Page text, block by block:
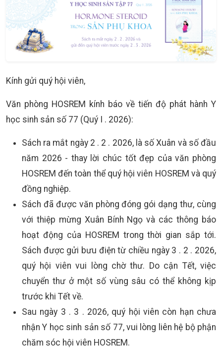
Kính gửi quý hội viên,
Văn phòng HOSREM kính báo về tiến độ phát hành Y
học sinh sản số 77 (Quý I . 2026):
Sách ra mắt ngày 2 . 2 . 2026, là số Xuân và số đầu
năm 2026 - thay lời chúc tốt đẹp của văn phòng
HOSREM đến toàn thể quý hội viên HOSREM và quý
đồng nghiệp.
Sách đã được văn phòng đóng gói dạng thư, cùng
với thiệp mừng Xuân Bính Ngọ và các thông báo
hoạt động của HOSREM trong thời gian sắp tới.
Sách được gửi bưu điện từ chiều ngày 3 . 2 . 2026,
quý hội viên vui lòng chờ thư. Do cận Tết, việc
chuyển thư ở một số vùng sâu có thể không kịp
trước khi Tết về.
Sau ngày 3 . 3 . 2026, quý hội viên còn hạn chưa
nhận Y học sinh sản số 77, vui lòng liên hệ bộ phận
chăm sóc hội viên HOSREM.